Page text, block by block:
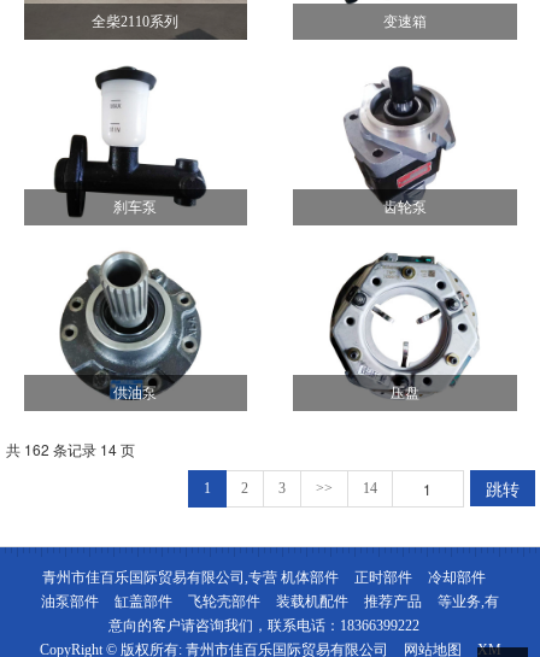
全柴2110系列 变速箱
刹车泵 齿轮泵
供油泵 压盘
共 162 条记录 14 页
1 2 3 >> 14 跳转
青州市佳百乐国际贸易有限公司,专营 机体部件 正时部件
冷却部件
油泵部件
缸盖部件 飞轮壳部件 装载机配件 推荐产品
等业务,有
意向的客户请咨询我们，联系电话： 18366399222
CopyRight © 版权所有: 青州市佳百乐国际贸易有限公司 网站地图 XM